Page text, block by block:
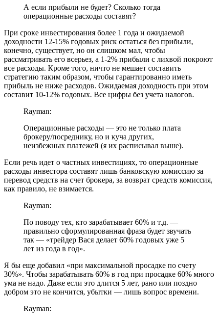
А если прибыли не будет? Сколько тогда
операционные расходы составят?
При сроке инвестирования более 1 года и ожидаемой
доходности 12-15% годовых риск остаться без прибыли,
конечно, существует, но он слишком мал, чтобы
рассматривать его всерьез, а 1-2% прибыли с лихвой покроют
все расходы. Кроме того, ничто не мешает составить
стратегию таким образом, чтобы гарантированно иметь
прибыль не ниже расходов. Ожидаемая доходность при этом
составит 10-12% годовых. Все цифры без учета налогов.
Rayman:
Операционные расходы — это не только плата
брокеру/посреднику, но и куча других,
неизбежных платежей (я их расписывал выше).
Если речь идет о частных инвестициях, то операционные
расходы инвестора составят лишь банковскую комиссию за
перевод средств на счет брокера, за возврат средств комиссия,
как правило, не взимается.
Rayman:
По поводу тех, кто зарабатывает 60% и т.д. —
правильно сформулированная фраза будет звучать
так — «трейдер Вася делает 60% годовых уже 5
лет из года в год».
Я бы еще добавил «при максимальной просадке по счету
30%». Чтобы зарабатывать 60% в год при просадке 60% много
ума не надо. Даже если это длится 5 лет, рано или поздно
добром это не кончится, убытки — лишь вопрос времени.
Rayman: